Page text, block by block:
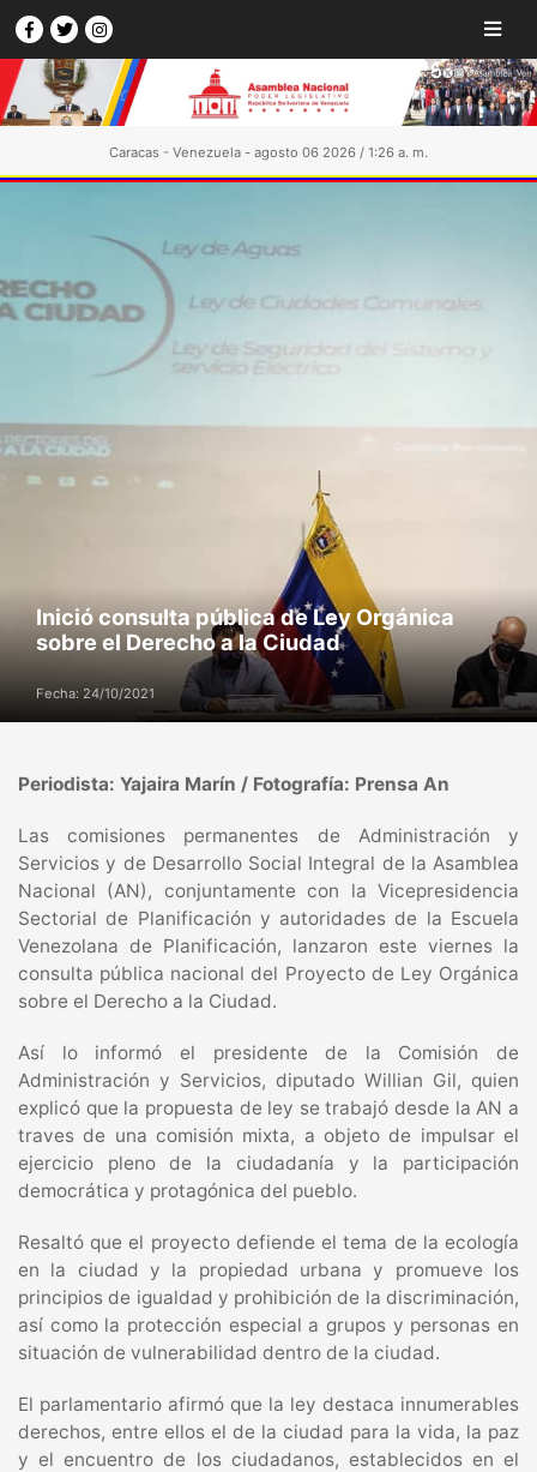
Caracas - Venezuela - agosto 06 2026 / 1:26 a. m.
Inició consulta pública de Ley Orgánica
sobre el Derecho a la Ciudad
Fecha: 24/10/2021
Periodista: Yajaira Marín / Fotografía: Prensa An
Las comisiones permanentes de Administración y
Servicios y de Desarrollo Social Integral de la Asamblea
Nacional (AN), conjuntamente con la Vicepresidencia
Sectorial de Planificación y autoridades de la Escuela
Venezolana de Planificación, lanzaron este viernes la
consulta pública nacional del Proyecto de Ley Orgánica
sobre el Derecho a la Ciudad.
Así lo informó el presidente de la Comisión de
Administración y Servicios, diputado Willian Gil, quien
explicó que la propuesta de ley se trabajó desde la AN a
traves de una comisión mixta, a objeto de impulsar el
ejercicio pleno de la ciudadanía y la participación
democrática y protagónica del pueblo.
Resaltó que el proyecto defiende el tema de la ecología
en la ciudad y la propiedad urbana y promueve los
principios de igualdad y prohibición de la discriminación,
así como la protección especial a grupos y personas en
situación de vulnerabilidad dentro de la ciudad.
El parlamentario afirmó que la ley destaca innumerables
derechos, entre ellos el de la ciudad para la vida, la paz
y el encuentro de los ciudadanos, establecidos en el